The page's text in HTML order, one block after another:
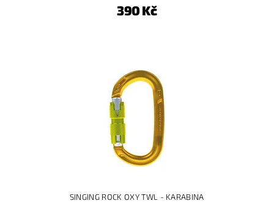
390 Kč
SINGING ROCK OXY TWL - KARABINA